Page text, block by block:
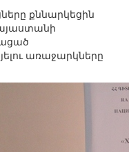
քննարկեցին
առաջարկները